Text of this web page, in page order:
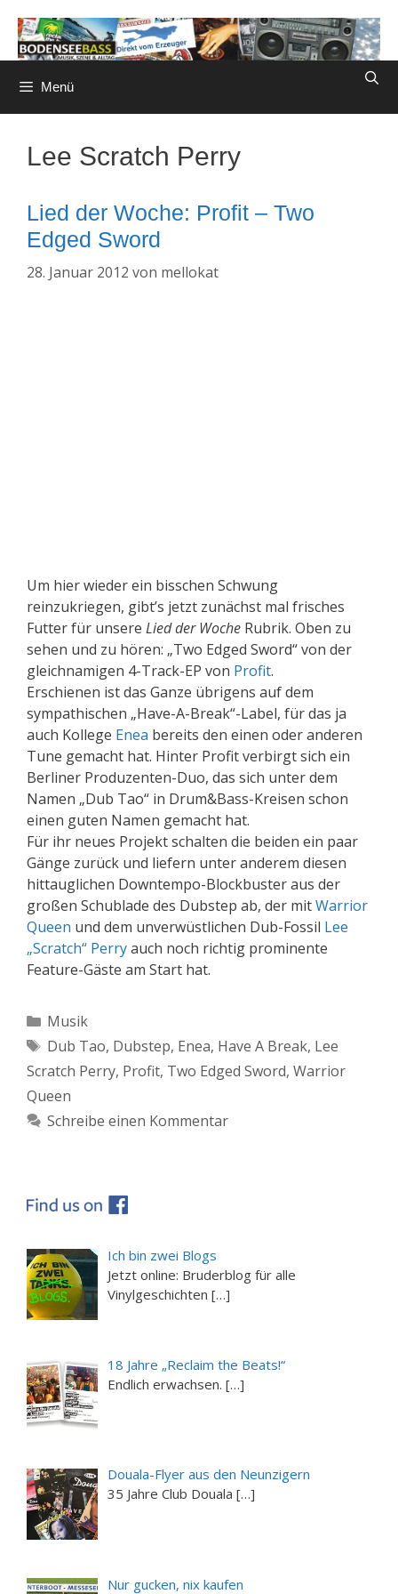
Inhalt
springen
Menü
Lee Scratch Perry
Lied der Woche: Profit – Two
Edged Sword
28. Januar 2012 von mellokat
Um hier wieder ein bisschen Schwung
reinzukriegen, gibt’s jetzt zunächst mal frisches
Futter für unsere Lied der Woche Rubrik. Oben zu
sehen und zu hören: „Two Edged Sword“ von der
gleichnamigen 4-Track-EP von Profit.
Erschienen ist das Ganze übrigens auf dem
sympathischen „Have-A-Break“-Label, für das ja
auch Kollege Enea bereits den einen oder anderen
Tune gemacht hat. Hinter Profit verbirgt sich ein
Berliner Produzenten-Duo, das sich unter dem
Namen „Dub Tao“ in Drum&Bass-Kreisen schon
einen guten Namen gemacht hat.
Für ihr neues Projekt schalten die beiden ein paar
Gänge zurück und liefern unter anderem diesen
hittauglichen Downtempo-Blockbuster aus der
großen Schublade des Dubstep ab, der mitWarrior
Queen und dem unverwüstlichen Dub-Fossil Lee
„Scratch“ Perryauch noch richtig prominente
Feature-Gäste am Start hat.
Kategorien
Musik
Schlagwörter
Dub Tao, Dubstep, Enea, Have A Break, Lee
Scratch Perry, Profit, Two Edged Sword, Warrior
Queen
Schreibe einen Kommentar
Ich bin zwei Blogs
Jetzt online: Bruderblog für alle
Vinylgeschichten […]
18 Jahre „Reclaim the Beats!“
Endlich erwachsen. […]
Douala-Flyer aus den Neunzigern
35 Jahre Club Douala […]
Nur gucken, nix kaufen